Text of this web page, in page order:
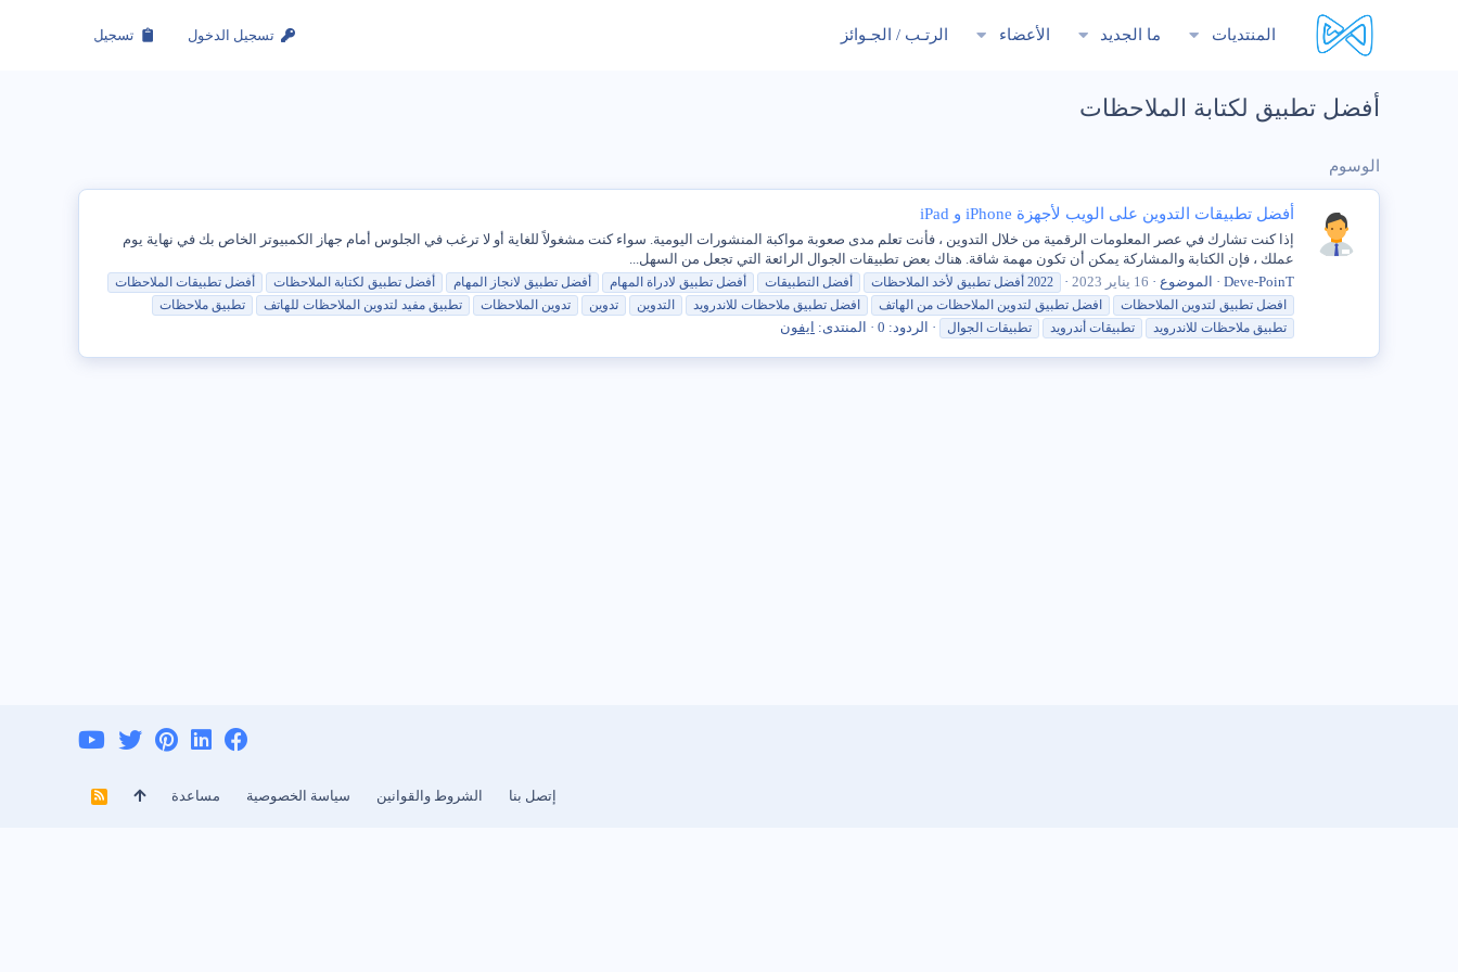
المنتديات ما الجديد الأعضاء الرتـب / الجـوائز تسجيل الدخول تسجيل
أفضل تطبيق لكتابة الملاحظات
الوسوم
أفضل تطبيقات التدوين على الويب لأجهزة iPhone و iPad
إذا كنت تشارك في عصر المعلومات الرقمية من خلال التدوين ، فأنت تعلم مدى صعوبة مواكبة المنشورات اليومية. سواء كنت مشغولاً للغاية أو لا ترغب في الجلوس أمام جهاز الكمبيوتر الخاص بك في نهاية يوم
عملك ، فإن الكتابة والمشاركة يمكن أن تكون مهمة شاقة. هناك بعض تطبيقات الجوال الرائعة التي تجعل من السهل...
Deve-PoinT
الموضوع 16 يناير 2023 2022 أفضل تطبيق لأخد الملاحظات أفضل التطبيقات أفضل تطبيق لادراة المهام أفضل تطبيق لانجاز المهام أفضل تطبيق لكتابة الملاحظات أفضل تطبيقات الملاحظات
افضل تطبيق لتدوين الملاحظات افضل تطبيق لتدوين الملاحظات من الهاتف افضل تطبيق ملاحظات للاندرويد التدوين تدوين تدوين الملاحظات تطبيق مفيد لتدوين الملاحظات للهاتف تطبيق ملاحظات
تطبيق ملاحظات للاندرويد تطبيقات أندرويد تطبيقات الجوال الردود: 0 المنتدى: ايفون
إتصل بنا الشروط والقوانين سياسة الخصوصية مساعدة
R